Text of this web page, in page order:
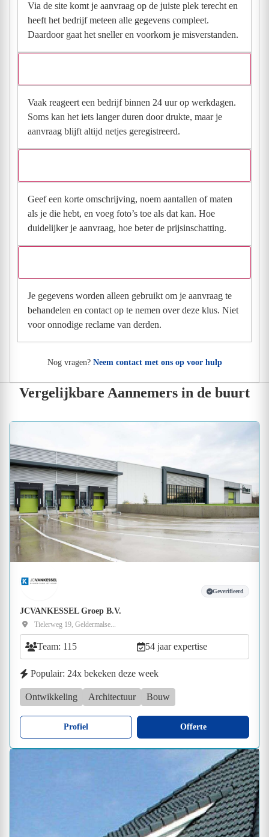
Via de site komt je aanvraag op de juiste plek terecht en
heeft het bedrijf meteen alle gegevens compleet.
Daardoor gaat het sneller en voorkom je misverstanden.
Vaak reageert een bedrijf binnen 24 uur op werkdagen.
Soms kan het iets langer duren door drukte, maar je
aanvraag blijft altijd netjes geregistreerd.
Geef een korte omschrijving, noem aantallen of maten
als je die hebt, en voeg foto’s toe als dat kan. Hoe
duidelijker je aanvraag, hoe beter de prijsinschatting.
Je gegevens worden alleen gebruikt om je aanvraag te
behandelen en contact op te nemen over deze klus. Niet
voor onnodige reclame van derden.
Nog vragen? Neem contact met ons op voor hulp
Vergelijkbare Aannemers in de buurt
Geverifieerd
JCVANKESSEL Groep B.V.
Tielerweg 19, Geldermalse...
Team: 115 54 jaar expertise
Populair: 24x bekeken deze week
Ontwikkeling Architectuur Bouw
Profiel Offerte